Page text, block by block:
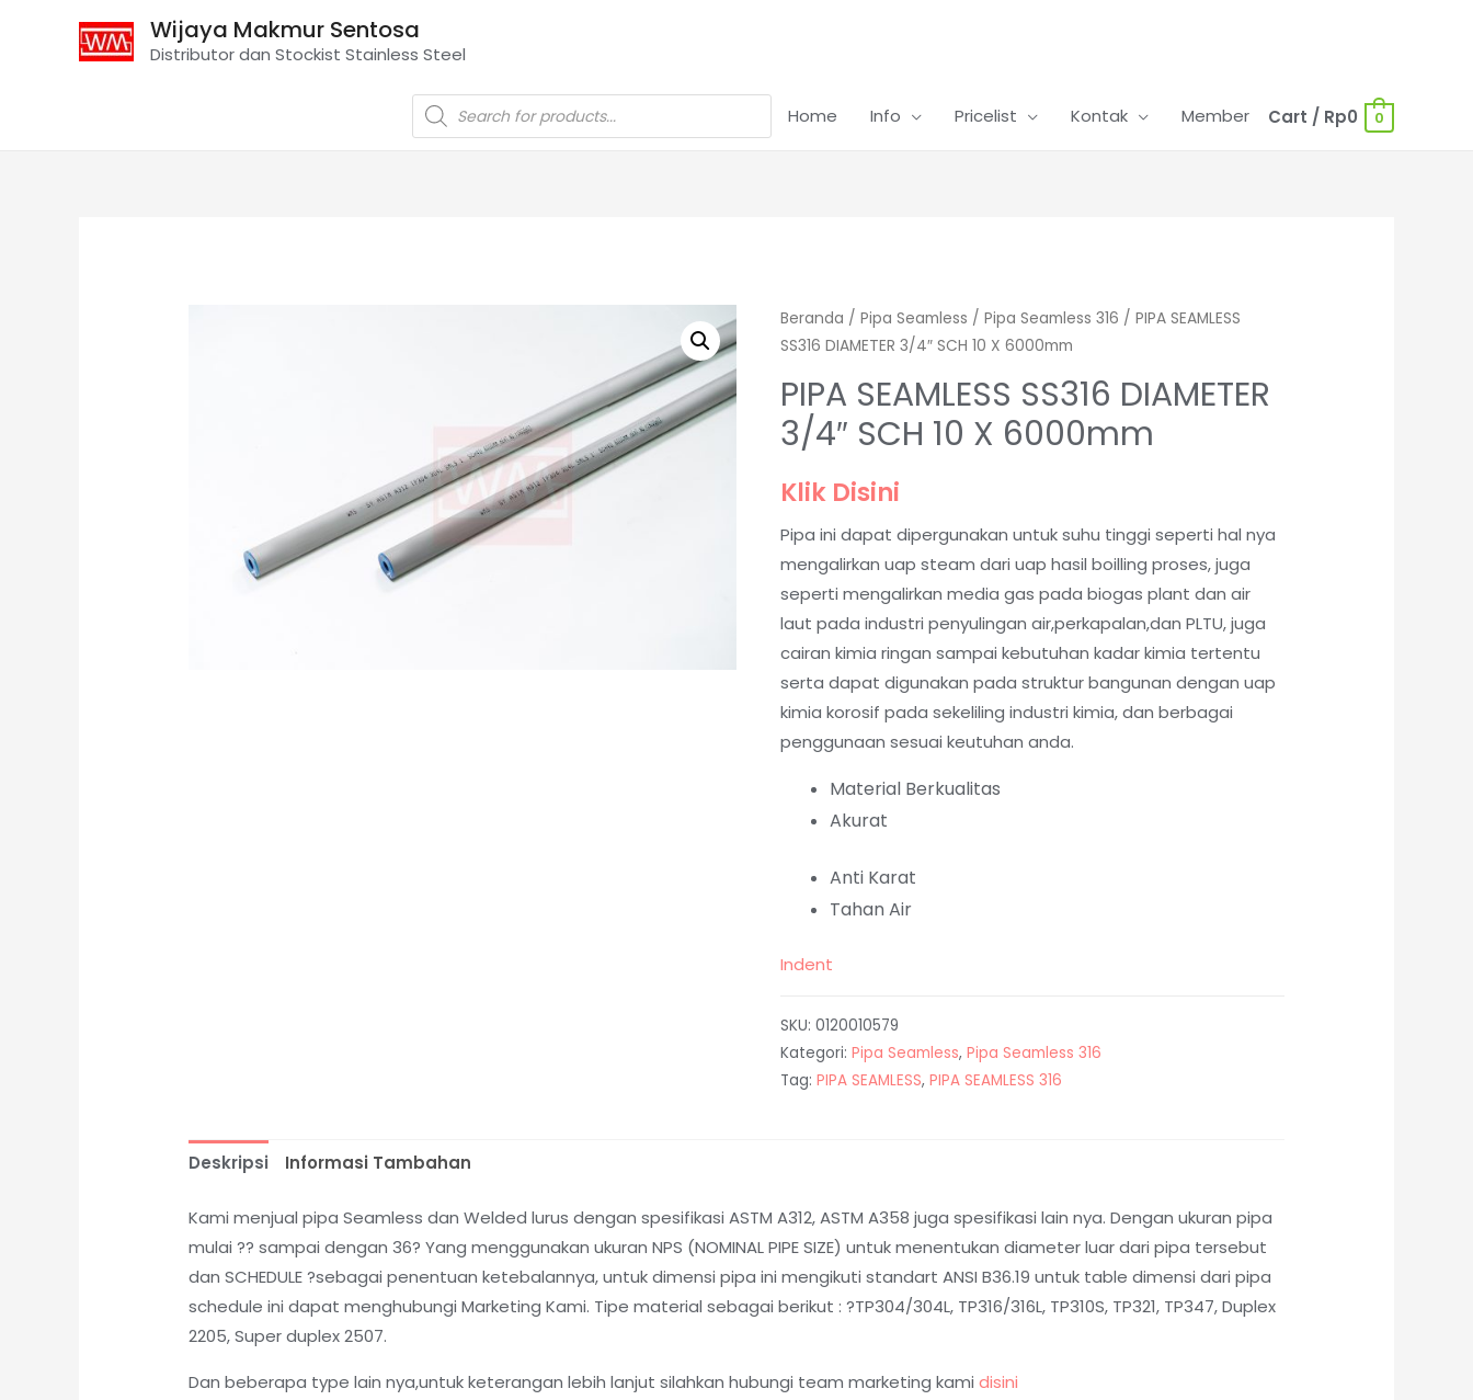
Wijaya Makmur Sentosa
Distributor dan Stockist Stainless Steel
Home Info Pricelist Kontak Member Cart / Rp0 0
Beranda / Pipa Seamless / Pipa Seamless 316 / PIPA SEAMLESS
SS316 DIAMETER 3/4″ SCH 10 X 6000mm
PIPA SEAMLESS SS316 DIAMETER
3/4″ SCH 10 X 6000mm
Klik Disini
Pipa ini dapat dipergunakan untuk suhu tinggi seperti hal nya
mengalirkan uap steam dari uap hasil boilling proses, juga
seperti mengalirkan media gas pada biogas plant dan air
laut pada industri penyulingan air,perkapalan,dan PLTU, juga
cairan kimia ringan sampai kebutuhan kadar kimia tertentu
serta dapat digunakan pada struktur bangunan dengan uap
kimia korosif pada sekeliling industri kimia, dan berbagai
penggunaan sesuai keutuhan anda.
Material Berkualitas
Akurat
Anti Karat
Tahan Air
Indent
SKU: 0120010579
Kategori: Pipa Seamless, Pipa Seamless 316
Tag: PIPA SEAMLESS, PIPA SEAMLESS 316
Deskripsi Informasi Tambahan
Kami menjual pipa Seamless dan Welded lurus dengan spesifikasi ASTM A312, ASTM A358 juga spesifikasi lain nya. Dengan ukuran pipa
mulai ?? sampai dengan 36? Yang menggunakan ukuran NPS (NOMINAL PIPE SIZE) untuk menentukan diameter luar dari pipa tersebut
dan SCHEDULE ?sebagai penentuan ketebalannya, untuk dimensi pipa ini mengikuti standart ANSI B36.19 untuk table dimensi dari pipa
schedule ini dapat menghubungi Marketing Kami. Tipe material sebagai berikut : ?TP304/304L, TP316/316L, TP310S, TP321, TP347, Duplex
2205, Super duplex 2507.
Dan beberapa type lain nya,untuk keterangan lebih lanjut silahkan hubungi team marketing kamidisini